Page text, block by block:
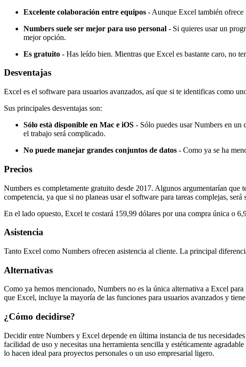
Excelente colaboración entre equipos - Aunque Excel también
Numbers suele ser mejor para uso personal - Si quieres usar un
mejor opción.
Es gratuito - Has leído bien. Mientras que Excel es bastante caro, no
Desventajas
Excel es el software para usuarios avanzados, así que si te identificas como
Sus principales desventajas son:
Sólo está disponible en Mac e iOS - Sólo puedes usar Numbers en
el trabajo será complicado.
No puede manejar grandes conjuntos de datos - Como ya se ha
Precios
Numbers es completamente gratuito desde 2017. Algunos argumentarían
competencia, ya que si no planeas usar el software para tareas complejas, será
En el lado opuesto, Excel te costará 159,99 dólares por una compra única o
Asistencia
Tanto Excel como Numbers ofrecen asistencia al cliente. La principal
Alternativas
Como ya hemos mencionado, Numbers no es la única alternativa a Excel
que Excel, incluye la mayoría de las funciones para usuarios avanzados y
¿Cómo decidirse?
Decidir entre Numbers y Excel depende en última instancia de tus
facilidad de uso y necesitas una herramienta sencilla y estéticamente
lo hacen ideal para proyectos personales o un uso empresarial ligero.